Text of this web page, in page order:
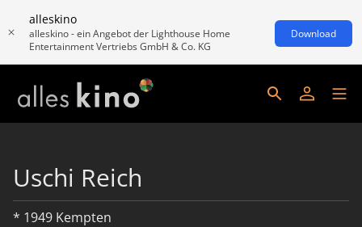
alleskino
alleskino - ein Angebot der Lighthouse Home
Entertainment Vertriebs GmbH & Co. KG
Download
Uschi Reich
* 1949 Kempten